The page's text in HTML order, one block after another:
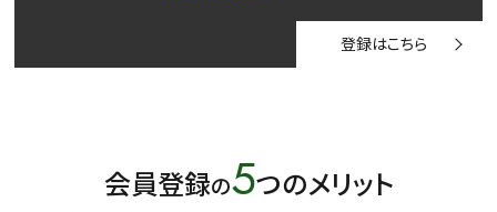
登録はこちら
会員登録の5つのメリット